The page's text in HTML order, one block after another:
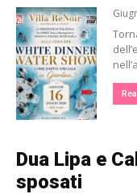
Dua Lipa e
sposati